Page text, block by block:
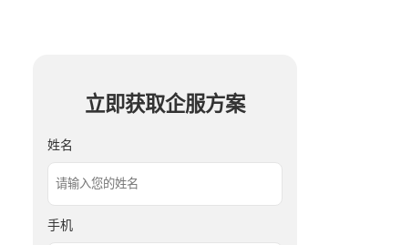
立即获取企服方案
姓名
手机